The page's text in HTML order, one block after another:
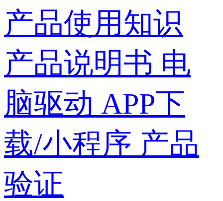
产品使用知识
产品说明书 电
脑驱动 APP下
载/小程序 产品
验证